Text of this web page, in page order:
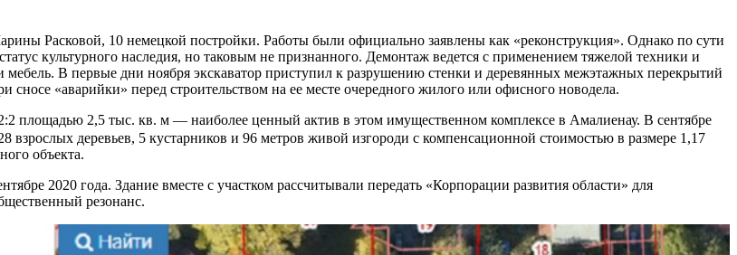
Расковой, 10 немецкой постройки. Работы были официально заявлены как «реконструкция». Однако по сути
культурного наследия, но таковым не признанного. Демонтаж ведется с применением тяжелой техники и
мебель. В первые дни ноября экскаватор приступил к разрушению стенки и деревянных межэтажных перекрытий
«аварийки» перед строительством на ее месте очередного жилого или офисного новодела.
площадью 2,5 тыс. кв. м — наиболее ценный актив в этом имущественном комплексе в Амалиенау. В сентябре
взрослых деревьев, 5 кустарников и 96 метров живой изгороди с компенсационной стоимостью в размере 1,17
объекта.
2020 года. Здание вместе с участком рассчитывали передать «Корпорации развития области» для
резонанс.